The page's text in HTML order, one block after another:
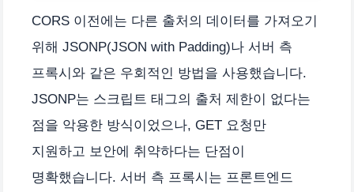
CORS 이전에는 다른 출처의 데이터를 가져오기
위해 JSONP(JSON with Padding)나 서버 측
프록시와 같은 우회적인 방법을 사용했습니다.
JSONP는 스크립트 태그의 출처 제한이 없다는
점을 악용한 방식이었으나, GET 요청만
지원하고 보안에 취약하다는 단점이
명확했습니다. 서버 측 프록시는 프론트엔드